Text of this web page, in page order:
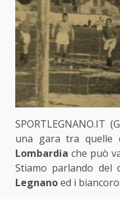
SPORTLEGNANO.IT
una gara tra quelle
Lombardia che può
Stiamo parlando
Legnanoed i